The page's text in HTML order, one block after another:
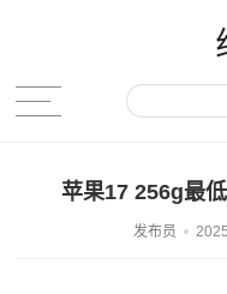
苹果17 256g最
发布员